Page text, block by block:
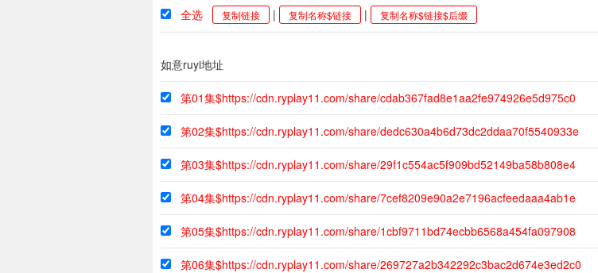
全选 复制链接 | 复制名称$链接 | 复制名称$链接$后缀
如意ruyi地址
第01集$https://cdn.ryplay11.com/share/cdab367fad8e1aa2fe974926e5d975c0
第02集$https://cdn.ryplay11.com/share/dedc630a4b6d73dc2ddaa70f5540933e
第03集$https://cdn.ryplay11.com/share/29f1c554ac5f909bd52149ba58b808e4
第04集$https://cdn.ryplay11.com/share/7cef8209e90a2e7196acfeedaaa4ab1e
第05集$https://cdn.ryplay11.com/share/1cbf9711bd74ecbb6568a454fa097908
第06集$https://cdn.ryplay11.com/share/269727a2b342292c3bac2d674e3ed2c0